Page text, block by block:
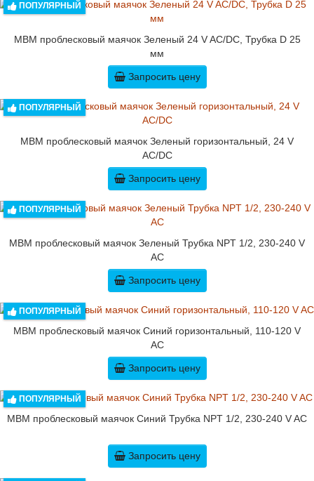
ПОПУЛЯРНЫЙ
MBM проблесковый маячок Зеленый 24 V AC/DC, Трубка D 25
мм
Запросить цену
ПОПУЛЯРНЫЙ
MBM проблесковый маячок Зеленый горизонтальный, 24 V
AC/DC
Запросить цену
ПОПУЛЯРНЫЙ
MBM проблесковый маячок Зеленый Трубка NPT 1/2, 230-240 V
AC
Запросить цену
ПОПУЛЯРНЫЙ
MBM проблесковый маячок Синий горизонтальный, 110-120 V
AC
Запросить цену
ПОПУЛЯРНЫЙ
MBM проблесковый маячок Синий Трубка NPT 1/2, 230-240 V AC
Запросить цену